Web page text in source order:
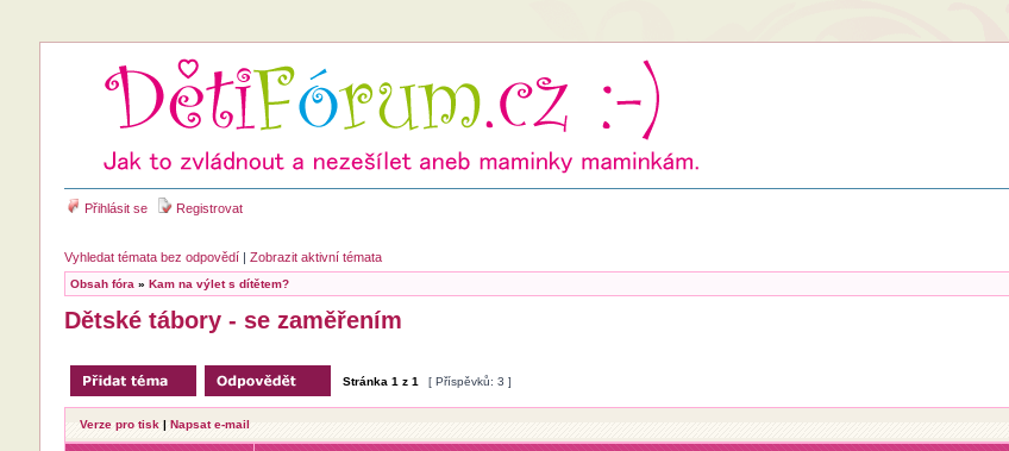
Přihlásit se Registrovat
Vyhledat témata bez odpovědí| Zobrazit aktivní témata
Obsah fóra » Kam na výlet s dítětem?
Dětské tábory - se zaměřením
Stránka 1 z 1 [ Příspěvků: 3 ]
Verze pro tisk | Napsat e-mail